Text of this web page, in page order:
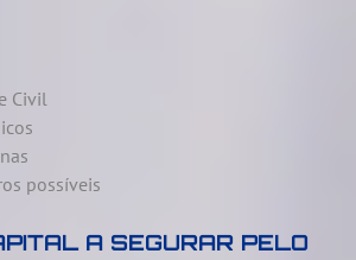
Civil
possíveis
A SEGURAR PELO